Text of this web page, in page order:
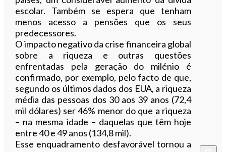
escolar. Também se espera que tenham
menos acesso a pensões que os seus
predecessores.
O impacto negativo da crise financeira global
sobre a riqueza e outras questões
enfrentadas pela geração do milénio é
confirmado, por exemplo, pelo facto de que,
segundo os últimos dados dos EUA, a riqueza
média das pessoas dos 30 aos 39 anos (72,4
mil dólares) ser 46% menor do que a riqueza
– na mesma idade – daquelas que têm hoje
entre 40 e 49 anos (134,8 mil).
Esse enquadramento desfavorável tornou a